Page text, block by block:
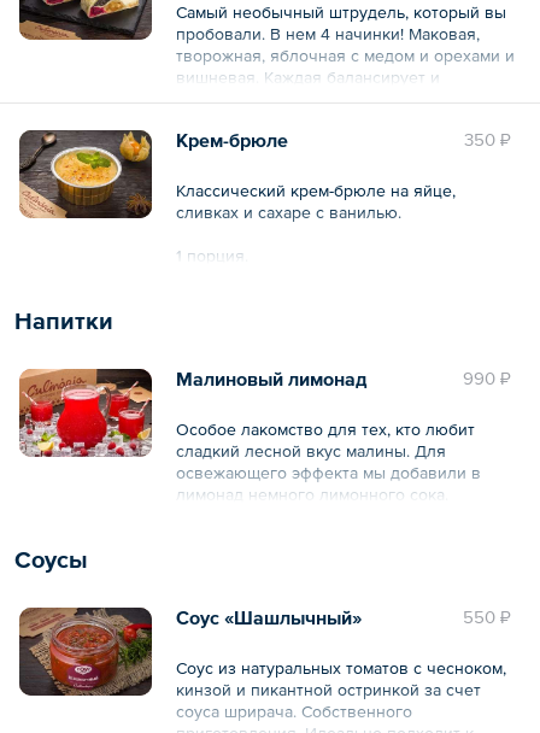
Общий вес – 390 г
Самый необычный штрудель, который вы
пробовали. В нем 4 начинки! Маковая,
творожная, яблочная с медом и орехами и
вишневая. Каждая балансирует и
подчеркивает другую. Просто красота и
Общий вес – 200 г
350 ₽
Крем-брюле
Классический крем-брюле на яйце,
сливках и сахаре с ванилью.
1 порция.
Напитки
990 ₽
Малиновый лимонад
Особое лакомство для тех, кто любит
сладкий лесной вкус малины. Для
освежающего эффекта мы добавили в
лимонад немного лимонного сока.
Соусы
550 ₽
Соус «Шашлычный»
Соус из натуральных томатов с чесноком,
кинзой и пикантной остринкой за счет
соуса шрирача. Собственного